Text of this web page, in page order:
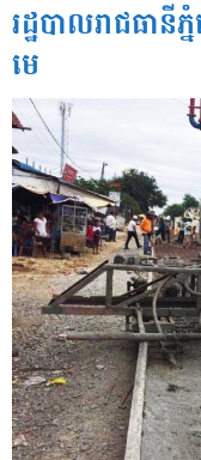
រដ្ឋបាលរាជធានី
មេ